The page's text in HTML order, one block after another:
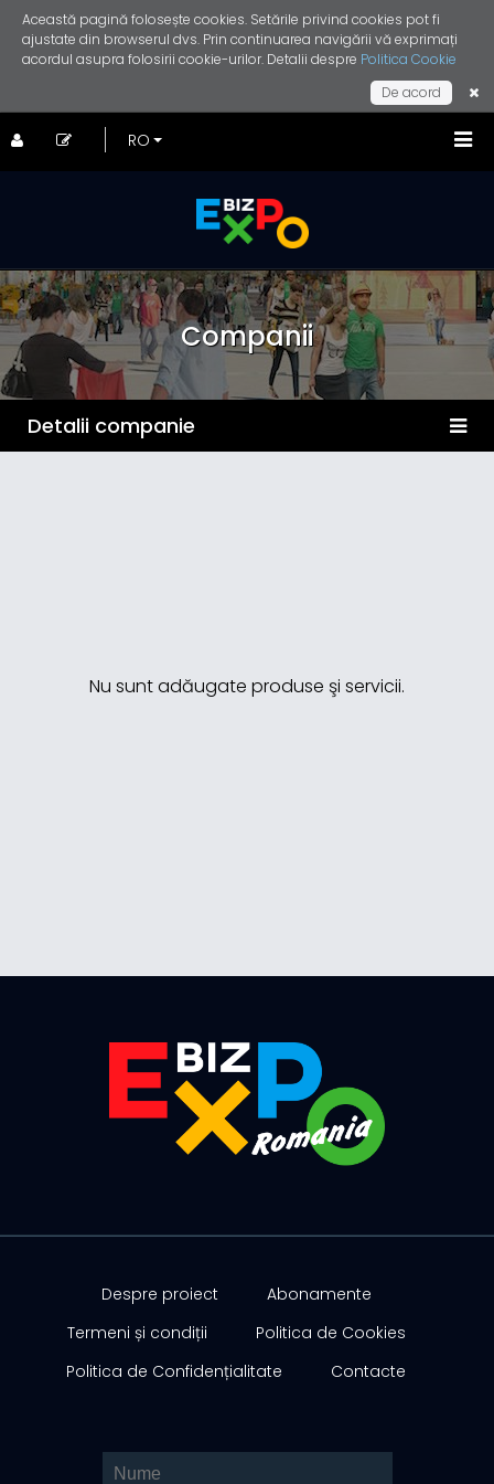
Această pagină folosește cookies. Setările privind cookies pot fi
ajustate din browserul dvs. Prin continuarea navigării vă exprimați
acordul asupra folosirii cookie-urilor. Detalii despre Politica Cookie
De acord
Companii
Detalii companie
Nu sunt adăugate produse şi servicii.
Despre proiect
Abonamente
Termeni și condiții
Politica de Cookies
Politica de Confidențialitate
Contacte